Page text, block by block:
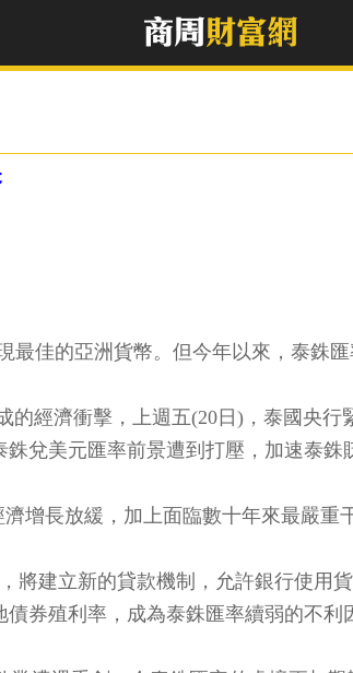
佳的亞洲貨幣。但今年以來，泰銖
的經濟衝擊，上週五(20日)，泰國央
兌美元匯率前景遭到打壓，加速泰銖
增長放緩，加上面臨數十年來最嚴重
將建立新的貸款機制，允許銀行使
券殖利率，成為泰銖匯率續弱的不利